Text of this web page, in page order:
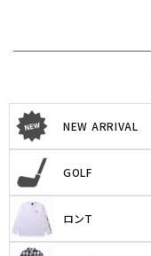
NEW ARRIVAL
GOLF
ロンT